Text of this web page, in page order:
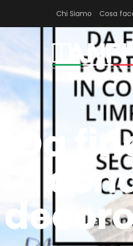
Chi Siamo Cosa
Da